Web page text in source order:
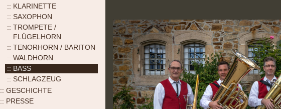
KLARINETTE
SAXOPHON
TROMPETE /
FLÜGELHORN
TENORHORN / BARITON
WALDHORN
BASS
SCHLAGZEUG
GESCHICHTE
PRESSE